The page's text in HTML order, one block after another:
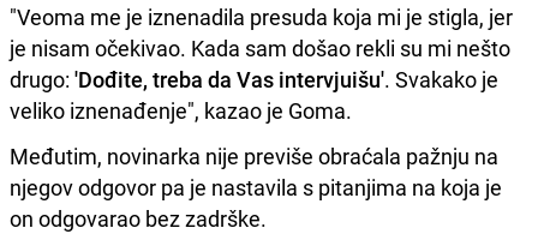
"Veoma me je iznenadila presuda koja mi je stigla, jer
je nisam očekivao. Kada sam došao rekli su mi nešto
drugo: 'Dođite, treba da Vas intervjuišu'. Svakako je
veliko iznenađenje", kazao je Goma.
Međutim, novinarka nije previše obraćala pažnju na
njegov odgovor pa je nastavila s pitanjima na koja je
on odgovarao bez zadrške.